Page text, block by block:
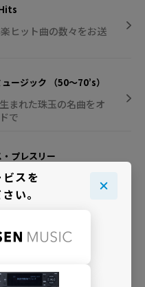
ヒット曲の数々をお送
ージック （50～70’s）
まれた珠玉の名曲をオ
で
プレスリー
ーを24時間楽しめる専
Vintage
存する、現代版アメリ
スを
い。